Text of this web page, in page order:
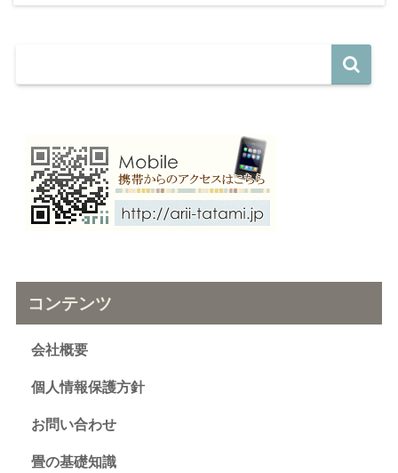
コンテンツ
会社概要
個人情報保護方針
お問い合わせ
畳の基礎知識